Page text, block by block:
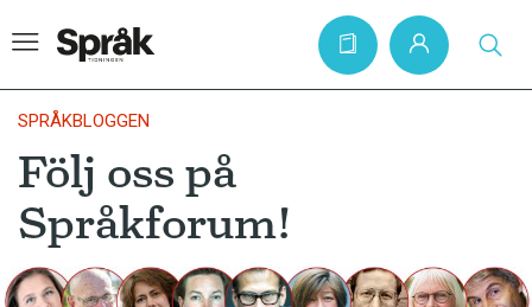
Hem
Artiklar
Krönikor
SPRÅKBLOGGEN
Följ oss på
Språkforum!